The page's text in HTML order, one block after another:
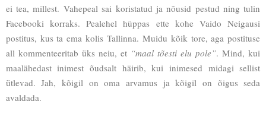
ei tea, millest. Vahepeal sai koristatud ja nõusid pestud ning tulin
Facebooki korraks. Pealehel hüppas ette kohe Vaido Neigausi
postitus, kus ta ema kolis Tallinna. Muidu kõik tore, aga postituse
all kommenteeritab üks neiu, et “maal tõesti elu pole”. Mind, kui
maalähedast inimest õudsalt häirib, kui inimesed midagi sellist
ütlevad. Jah, kõigil on oma arvamus ja kõigil on õigus seda
avaldada.